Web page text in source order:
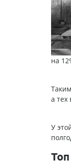
на
а тех
У